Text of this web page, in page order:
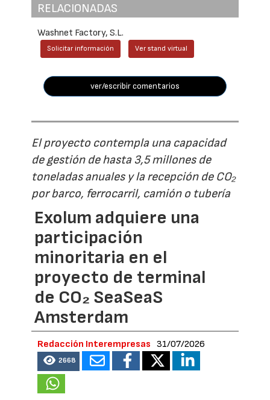
RELACIONADAS
Washnet Factory, S.L.
Solicitar información Ver stand virtual
ver/escribir comentarios
El proyecto contempla una capacidad
de gestión de hasta 3,5 millones de
toneladas anuales y la recepción de CO₂
por barco, ferrocarril, camión o tubería
Exolum adquiere una
participación
minoritaria en el
proyecto de terminal
de CO₂ SeaSeaS
Amsterdam
Redacción Interempresas 31/07/2026
2668